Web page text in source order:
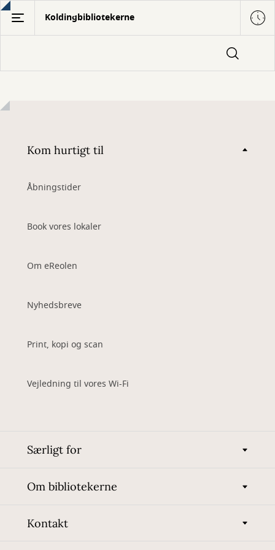
Gå
hovedindhold
Koldingbibliotekerne
Kom hurtigt til
Åbningstider
Book vores lokaler
Om eReolen
Nyhedsbreve
Print, kopi og scan
Vejledning til vores Wi-Fi
Særligt for
Om bibliotekerne
Kontakt